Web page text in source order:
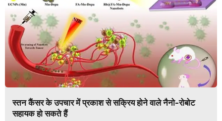
स्तन कैंसर के उपचार में प्रकाश से सक्रिय होने वाले नैनो-रोबोट
सहायक हो सकते हैं